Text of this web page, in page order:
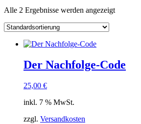
Alle 2 Ergebnisse werden angezeigt
Der Nachfolge-Code
25,00 €
inkl. 7 % MwSt.
zzgl. Versandkosten